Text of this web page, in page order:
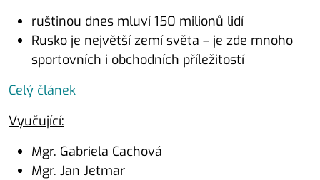
ruštinou dnes mluví 150 milionů lidí
Rusko je největší zemí světa – je zde mnoho
sportovních i obchodních příležitostí
Celý článek
Vyučující:
Mgr. Gabriela Cachová
Mgr. Jan Jetmar